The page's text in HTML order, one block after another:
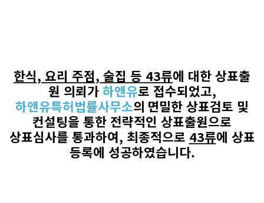
한식, 요리 주점, 술집 등 43류에 대한 상표출
원 의뢰가하앤유로 접수되었고,
하앤유특허법률사무소의 면밀한 상표검토 및
컨설팅을 통한 전략적인 상표출원으로
상표심사를 통과하여, 최종적으로 43류에 상표
등록에 성공하였습니다.